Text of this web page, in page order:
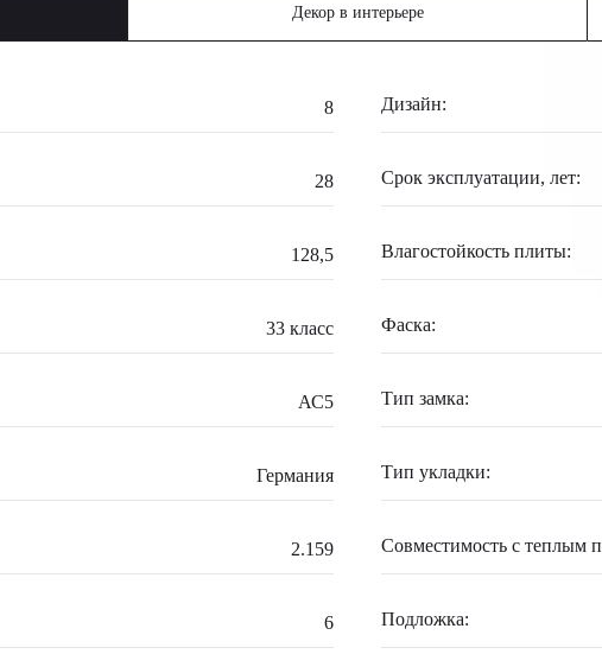
Декор в интерьере
8
28
128,5
33 класс
АС5
Германия
2.159
6
Дизайн:
Срок эксплуатации, лет:
Влагостойкость плиты:
Фаска:
Тип замка:
Тип укладки:
Совместимость с теплым
Подложка: